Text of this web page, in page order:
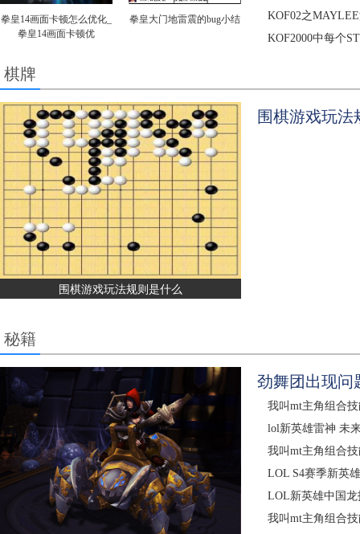
拳皇14画面卡顿怎么优化_
拳皇14画面卡顿优
拳皇大门地雷震的bug小结
KOF02之
KOF2000中每个
棋牌
围棋游戏玩法规则是什么
围棋游戏玩法
秘籍
劲舞团出现问
我叫mt主角组合
lol新英雄雷神 未
我叫mt主角组合
LOL S4赛季新英
LOL新英雄中国龙
我叫mt主角组合